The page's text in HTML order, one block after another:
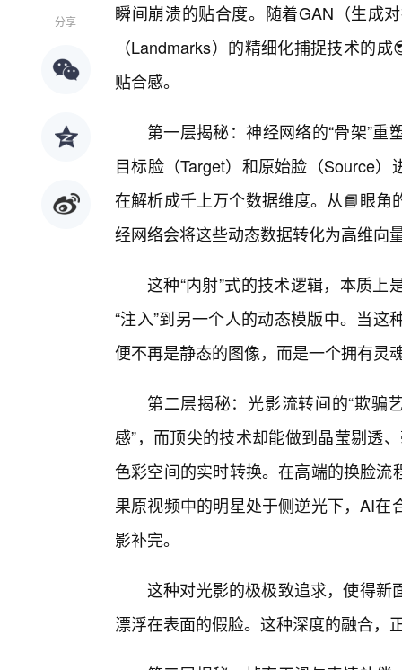
分享
瞬间崩溃的贴合度。随着GAN（生成
（Landmarks）的精细化捕捉技术的
贴合感。
第一层揭秘：神经网络的“骨架”
目标脸（Target）和原始脸（Source
在解析成千上万个数据维度。从📘眼
经网络会将这些动态数据转化为高维向
这种“内射”式的技术逻辑，本质
“注入”到另一个人的动态模版中。当
便不再是静态的图像，而是一个拥有灵
第二层揭秘：光影流转间的“欺骗
感”，而顶尖的技术却能做到晶莹剔透
色彩空间的实时转换。在高端的换脸
果原视频中的明星处于侧逆光下，AI
影补完。
这种对光影的极极致追求，使得新
漂浮在表面的假脸。这种深度的融合，